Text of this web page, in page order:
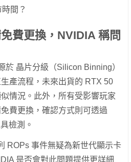
間？
費更換，NVIDIA 稱問
於 晶片分級（Silicon Binning）
產流程，未來出貨的 RTX 50
情況。此外，所有受影響玩家
費更換，確認方式則可透過
檢測。
ROPs 事件無疑為新世代顯示卡
是否會對此問題提供更詳細